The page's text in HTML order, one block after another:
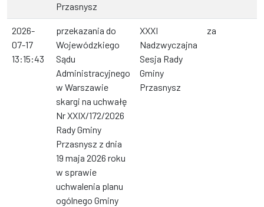
Przasnysz
2026-
07-17
13:15:43
przekazania do
Wojewódzkiego
Sądu
Administracyjnego
w Warszawie
skargi na uchwałę
Nr XXIX/172/2026
Rady Gminy
Przasnysz z dnia
19 maja 2026 roku
w sprawie
uchwalenia planu
ogólnego Gminy
XXXI
Nadzwyczajna
Sesja Rady
Gminy
Przasnysz
za